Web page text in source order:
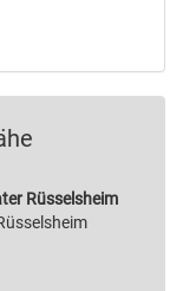
Rüsselsheim